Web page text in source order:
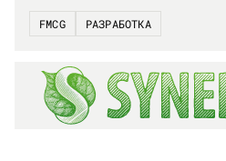
FMCG РАЗРАБОТКА